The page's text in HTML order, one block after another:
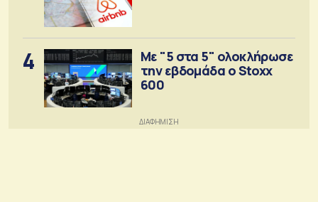
4
Με "5 στα 5" ολοκλήρωσε
την εβδομάδα ο Stoxx
600